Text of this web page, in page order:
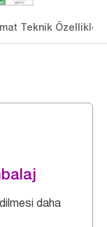
Teknik Özellikleri
daha